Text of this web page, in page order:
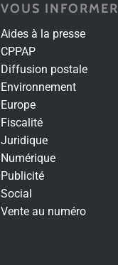
VOUS INFORMER
Aides à la presse
CPPAP
Diffusion postale
Environnement
Europe
Fiscalité
Juridique
Numérique
Publicité
Social
Vente au numéro